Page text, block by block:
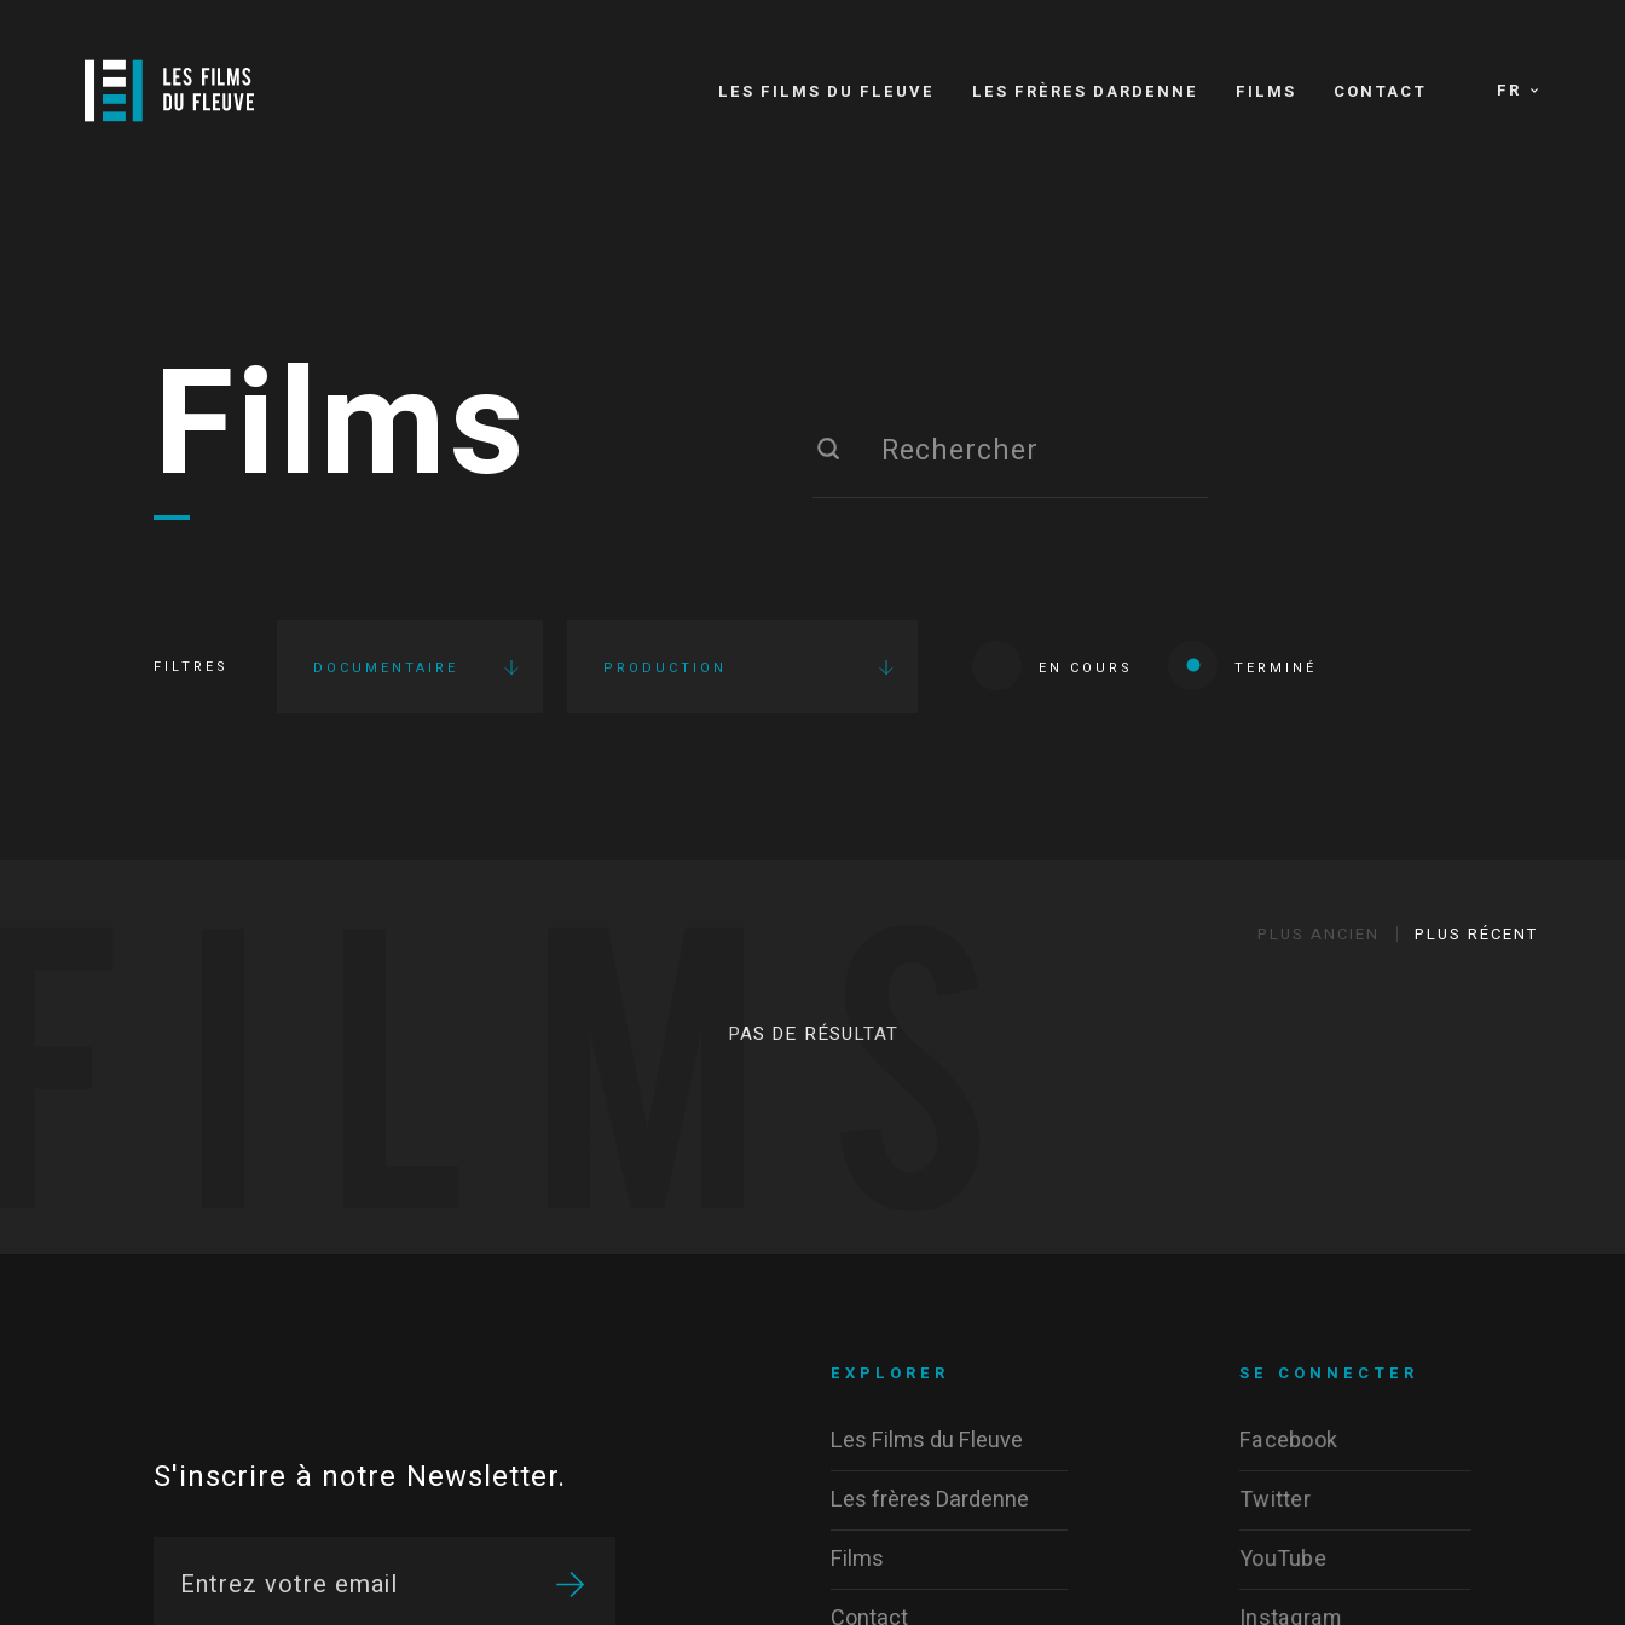
FR
LES FILMS DU FLEUVE LES FRÈRES DARDENNE FILMS CONTACT
Films
FILTRES DOCUMENTAIRE PRODUCTION EN COURS TERMINÉ
PLUS ANCIEN PLUS RÉCENT
PAS DE RÉSULTAT
S'inscrire à notre Newsletter.
SE CONNECTER
Facebook
Twitter
YouTube
Instagram
EXPLORER
Les Films du Fleuve
Les frères Dardenne
Films
Contact